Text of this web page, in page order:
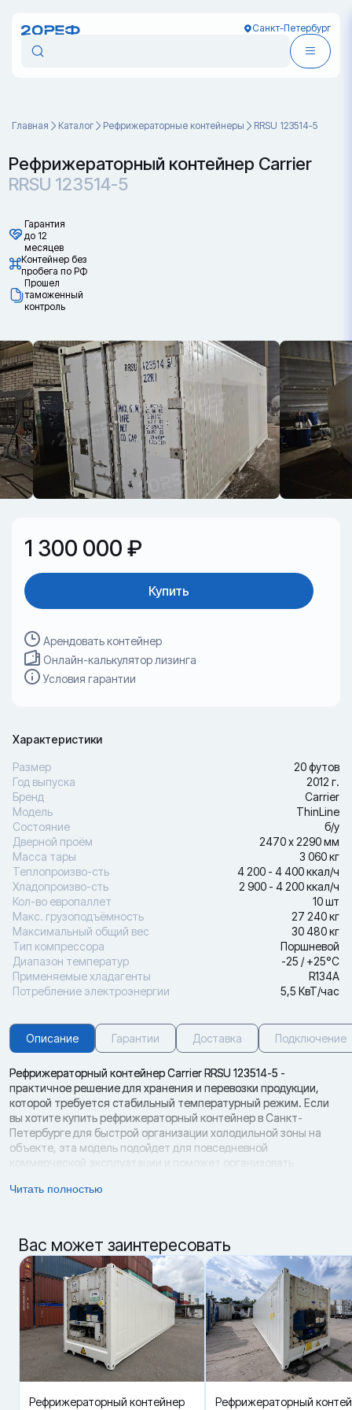
Санкт-Петербург
Главная Каталог Рефрижераторные контейнеры RRSU 123514-5
Рефрижераторный контейнер Carrier
RRSU 123514-5
Гарантия
до 12
месяцев
Контейнер без
пробега по РФ
Прошел
таможенный
контроль
1 300 000 ₽
Купить
Арендовать контейнер
Онлайн-калькулятор лизинга
Условия гарантии
Характеристики
Размер
20 футов
Год выпуска
2012 г.
Бренд
Carrier
Модель
ThinLine
Состояние
б/у
Дверной проём
2470 х 2290 мм
Масса тары
3 060 кг
Теплопроизво-сть
4 200 - 4 400 ккал/ч
Хладопроизво-сть
2 900 - 4 200 ккал/ч
Кол-во европаллет
10 шт
Макс. грузоподъёмность
27 240 кг
Максимальный общий вес
30 480 кг
Тип компрессора
Поршневой
Диапазон температур
-25 / +25°С
Применяемые хладагенты
R134A
Потребление электроэнергии
5,5 КвТ/час
Описание Гарантии Доставка Подключение
Рефрижераторный контейнер Carrier RRSU 123514-5 -
практичное решение для хранения и перевозки продукции,
которой требуется стабильный температурный режим. Если
вы хотите купить рефрижераторный контейнер в Санкт-
Петербурге для быстрой организации холодильной зоны на
объекте, эта модель подойдет для повседневной
коммерческой эксплуатации и поможет организовать
выпуска, состояние - б/у. Его можно использовать как
мобильную холодильную камеру, морозильный модуль или
рефрижераторный блок для хранения продукции на объекте.
За счет температурного диапазона -25 / +25 °C контейнер
подходит под разные категории товаров: паллетированные
партии, продукты питания, заготовки, напитки и товарные
остатки.
Carrier RRSU 123514-5 работает на хладагенте R134A и оснащен
поршневой компрессором. Хладопроизводительность
200 - 4 400 ккал/ч, потребление электроэнергии - 5,5 КвТ/час.
Читать полностью
Вас может заинтересовать
Рефрижераторный контейнер
Рефрижераторный